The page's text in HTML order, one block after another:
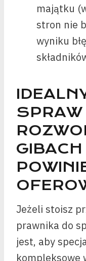
majątku
stron nie
wyniku
SPRAW
GIBACH
Jeżeli stoisz
prawnika do
jest, aby
kompleksowe